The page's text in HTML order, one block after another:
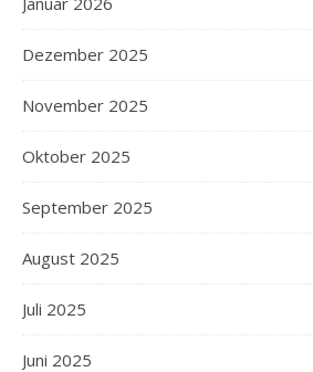
Dezember 2025
November 2025
Oktober 2025
September 2025
August 2025
Juli 2025
Juni 2025